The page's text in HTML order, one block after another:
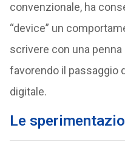
convenzionale, ha
“device” un
scrivere con una
favorendo il passaggio
digitale.
Le